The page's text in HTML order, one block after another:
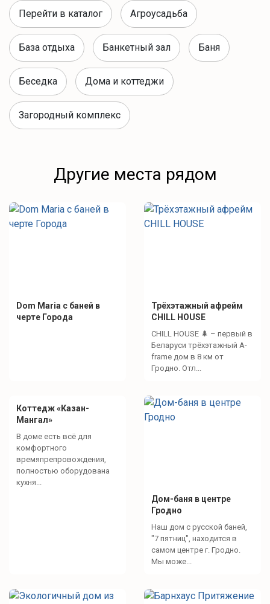
Перейти в каталог Агроусадьба
База отдыха Банкетный зал Баня
Беседка Дома и коттеджи
Загородный комплекс
Другие места рядом
Dom Maria с баней в
черте Города
Трёхэтажный aфрейм
CHILL HOUSE
CHILL HOUSE 🌲 – первый в
Беларуси трёхэтажный A-
frame дом в 8 км от
Гродно. Отл...
Коттедж «Казан-
Мангал»
В доме есть всё для
комфортного
времяпрепровождения,
полностью оборудована
кухня...
Дом-баня в центре
Гродно
Наш дом с русской баней,
"7 пятниц", находится в
самом центре г. Гродно.
Мы може...